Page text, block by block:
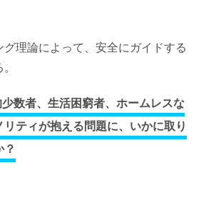
グ理論によって、安全にガイドする
数者、生活困窮者、ホームレスな
リティが抱える問題に、いかに取り
？